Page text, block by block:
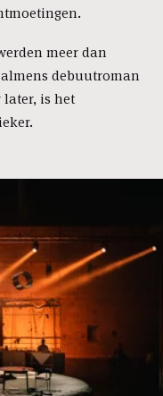
meer dan
debuutroman
is het